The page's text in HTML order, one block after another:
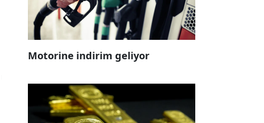
Motorine indirim geliyor